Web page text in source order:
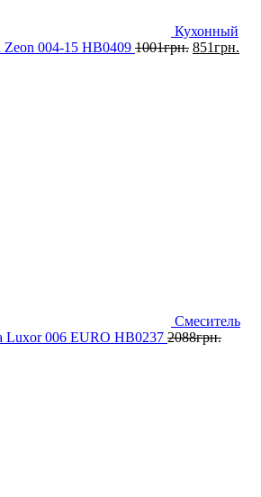
Кухонный
Zeon 004-15 HB0409 1001грн. 851грн.
Смеситель
Luxor 006 EURO HB0237 2088грн.